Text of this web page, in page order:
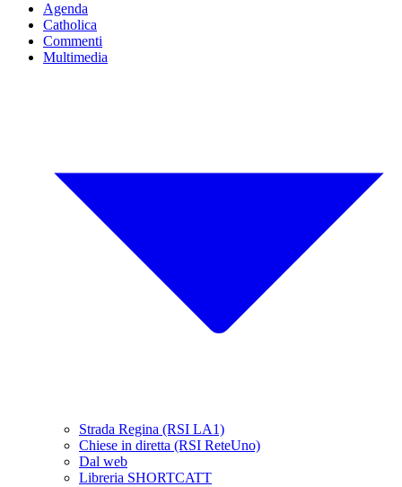
Agenda
Catholica
Commenti
Multimedia
Strada Regina (RSI LA1)
Chiese in diretta (RSI ReteUno)
Dal web
Libreria SHORTCATT